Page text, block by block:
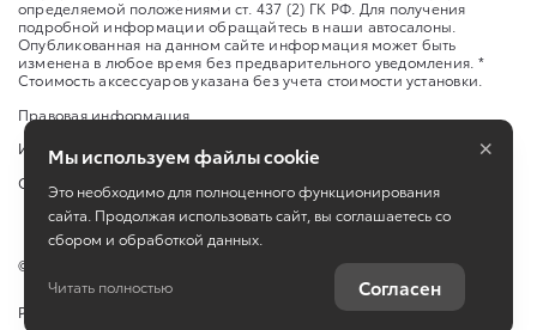
определяемой положениями ст. 437 (2) ГК РФ. Для получения
подробной информации обращайтесь в наши автосалоны.
Опубликованная на данном сайте информация может быть
изменена в любое время без предварительного уведомления. *
Стоимость аксессуаров указана без учета стоимости установки.
Правовая информация
Изменить настройку cookies
Сбросить cookie
©
Работает на технологиях
Мы используем файлы cookie
Это необходимо для полноценного функционирования
сайта. Продолжая использовать сайт, вы соглашаетесь со
сбором и обработкой данных.
Читать полностью Согласен
×